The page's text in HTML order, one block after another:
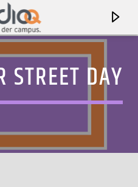
STREET DAY